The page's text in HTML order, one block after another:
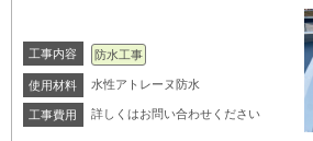
工事内容 防水工事
使用材料 水性アトレーヌ防水
工事費用 詳しくはお問い合わせください